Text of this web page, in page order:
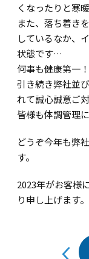
くなったりと寒
また、落ち着き
しているなか、
状態です…
何事も健康第一！
引き続き弊社並
れて誠心誠意ご
皆様も体調管理
どうぞ今年も弊
す。
2023年がお客様
り申し上げます。